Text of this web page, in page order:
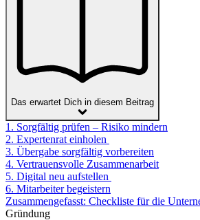
Das erwartet Dich in diesem Beitrag
1. Sorgfältig prüfen – Risiko mindern
2. Expertenrat einholen
3. Übergabe sorgfältig vorbereiten
4. Vertrauensvolle Zusammenarbeit
5. Digital neu aufstellen
6. Mitarbeiter begeistern
Zusammengefasst: Checkliste für die
Gründung